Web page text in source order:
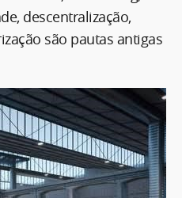
descentralização,
são pautas antigas